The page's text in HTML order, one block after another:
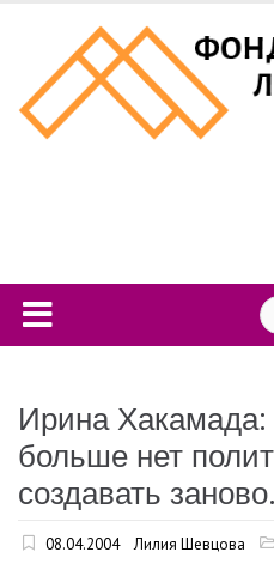
content
Ирина Хакамада:
больше нет
создавать заново.
08.04.2004 Лилия Шевцова